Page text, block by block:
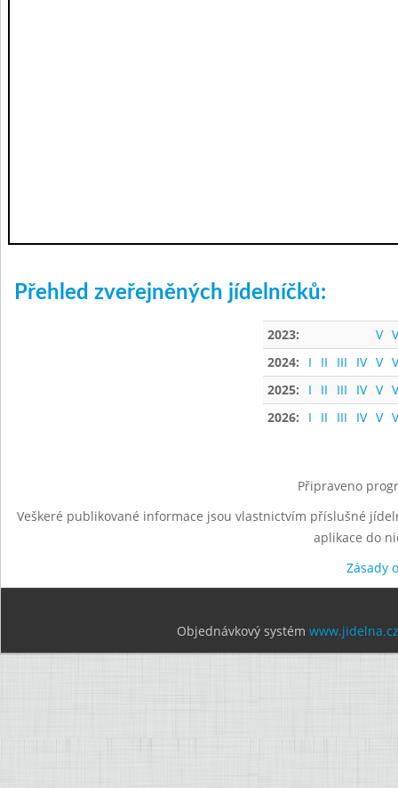
Přehled zveřejněných jídelníčků:
2023: V
2024:
I II III IV V
2025:
I II III IV V
2026:
I II III IV V
Připraveno
Veškeré publikované informace jsou vlastnictvím příslušné
aplikace do
Zásady
Objednávkový systém www.jidelna.cz